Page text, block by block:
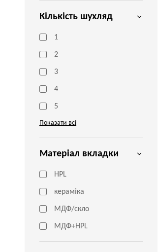
Кількість шухляд
1
2
3
4
5
Показати всі
Матеріал вкладки
HPL
кераміка
МДФ/скло
МДФ+HPL